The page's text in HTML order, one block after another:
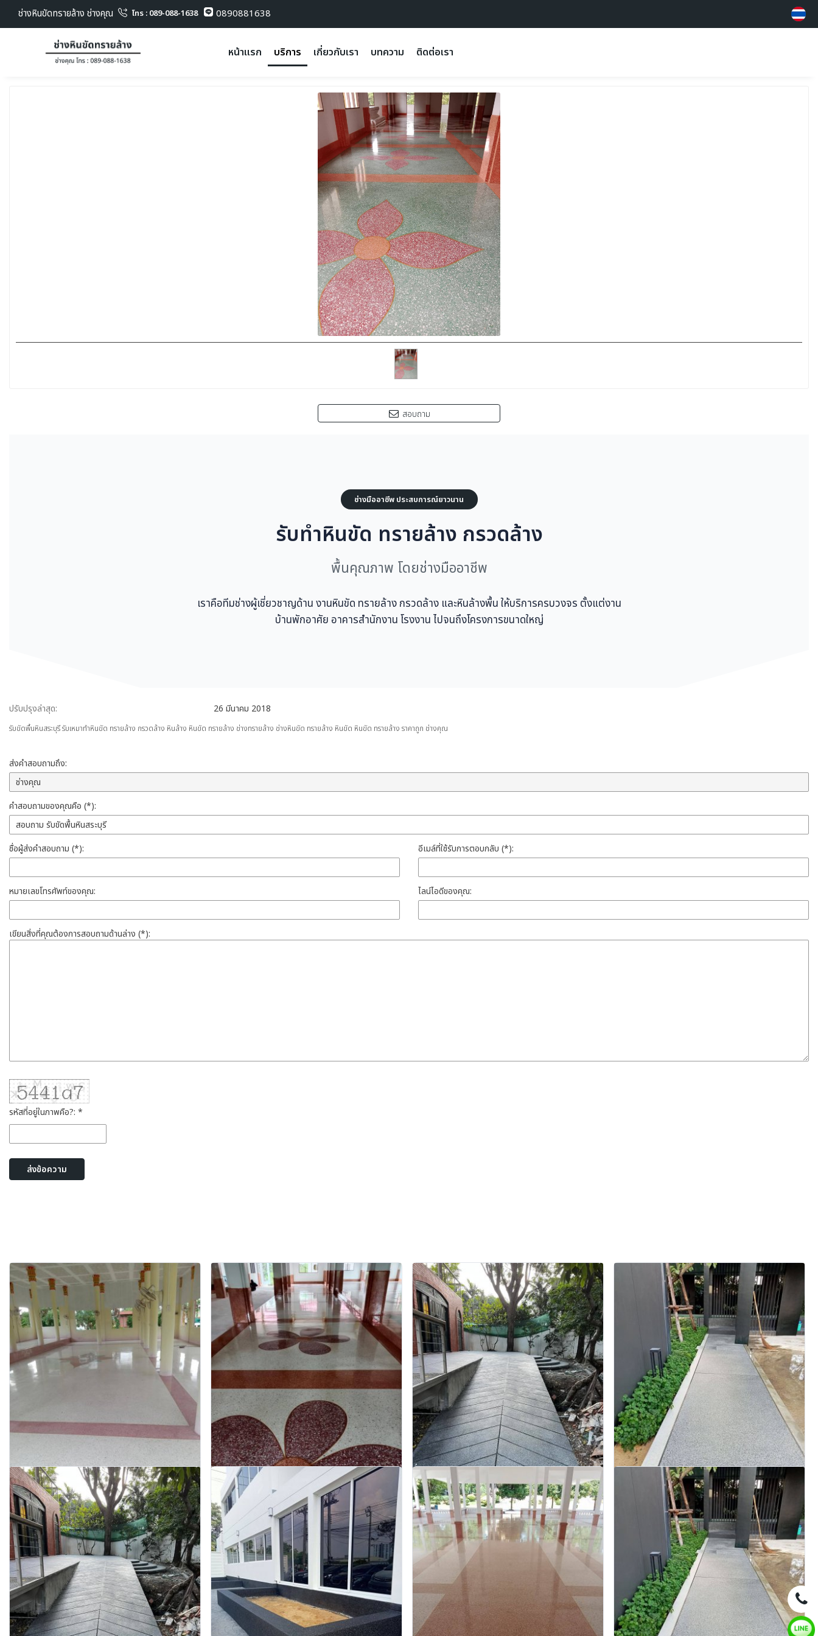
ช่างหินขัดทรายล้าง ช่างคุณ โทร : 089-088-1638 0890881638
หน้าแรก บริการ เกี่ยวกับเรา บทความ ติดต่อเรา
สอบถาม
ช่างมืออาชีพ ประสบการณ์ยาวนาน
รับทำหินขัด ทรายล้าง กรวดล้าง
พื้นคุณภาพ โดยช่างมืออาชีพ
เราคือทีมช่างผู้เชี่ยวชาญด้าน งานหินขัด ทรายล้าง กรวดล้าง และหินล้างพื้น ให้บริการครบวงจร ตั้งแต่งาน
บ้านพักอาศัย อาคารสำนักงาน โรงงาน ไปจนถึงโครงการขนาดใหญ่
ปรับปรุงล่าสุด: 26 มีนาคม 2018
รับขัดพื้นหินสระบุรี รับเหมาทำหินขัด ทรายล้าง กรวดล้าง หินล้าง หินขัด ทรายล้าง ช่างทรายล้าง ช่างหินขัด ทรายล้าง หินขัด หินขัด ทรายล้าง ราคาถูก ช่างคุณ
ส่งคำสอบถามถึง:
คำสอบถามของคุณคือ (*):
ชื่อผู้ส่งคำสอบถาม (*): อีเมล์ที่ใช้รับการตอบกลับ (*):
หมายเลขโทรศัพท์ของคุณ: ไลน์ไอดีของคุณ:
เขียนสิ่งที่คุณต้องการสอบถามด้านล่าง (*):
รหัสที่อยู่ในภาพคือ?: *
ส่งข้อความ
หินขัด
หินขัด งานหินขัดสามารถออกแบบลวดลาย สีสัน ตามความ
ต้องการ
สอบถาม
กรวดล้าง ราคาถูก
กรวดล้าง ราคาถูก เป็นที่พึงพอใจของทุกท่านแน่นอน !!!
สอบถาม
รับขัดพื้นหินตรัง
บริการรับทำทรายล้าง ล้างหินขัด หินล้าง ทรายล้าง ทำทรายล้าง
ช่างทรายล้าง ช่างหินขัด รับทำหินขัด รับทำหินอ่อน รับเหมาทำ
ทรายล้าง โดยช่างผู้มีประสบการณ์มากกว่า 30 ปี ตรัง
พื้นทรายล้างดูแลอย่างไร
แนะนำการดูแลพื้นทรายล้างและการซ่อมบำรุงเบื้องต้น
สอบถาม